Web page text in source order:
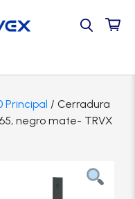
Principal / Cerradura
negro mate- TRVX